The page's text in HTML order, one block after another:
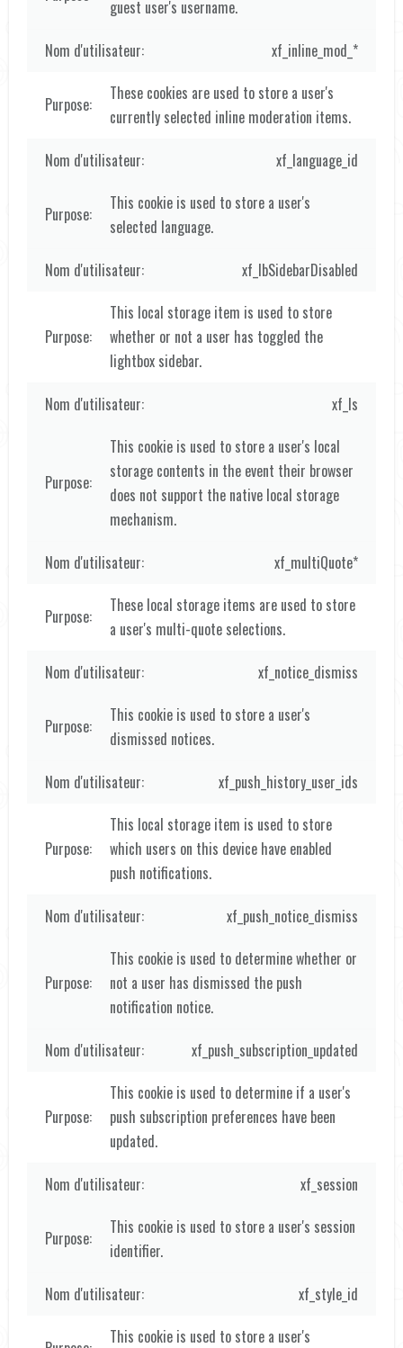
guest user's username.
xf_inline_mod_*
These cookies are used to store a user's
currently selected inline moderation items.
xf_language_id
This cookie is used to store a user's
selected language.
xf_lbSidebarDisabled
This local storage item is used to store
whether or not a user has toggled the
lightbox sidebar.
xf_ls
This cookie is used to store a user's local
storage contents in the event their browser
does not support the native local storage
mechanism.
xf_multiQuote*
These local storage items are used to store
a user's multi-quote selections.
xf_notice_dismiss
This cookie is used to store a user's
dismissed notices.
xf_push_history_user_ids
This local storage item is used to store
which users on this device have enabled
push notifications.
xf_push_notice_dismiss
This cookie is used to determine whether or
not a user has dismissed the push
notification notice.
xf_push_subscription_updated
This cookie is used to determine if a user's
push subscription preferences have been
updated.
xf_session
This cookie is used to store a user's session
identifier.
xf_style_id
This cookie is used to store a user's